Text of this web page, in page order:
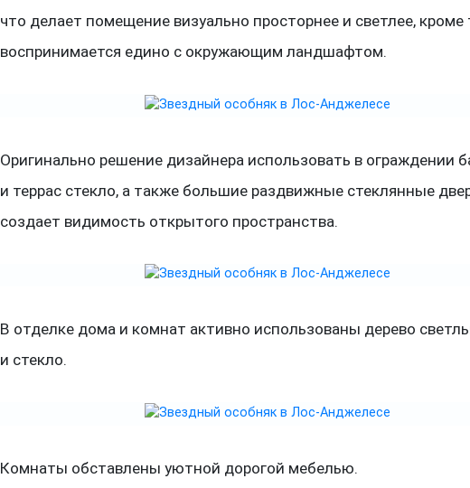
что делает помещение визуально просторнее и светлее, кроме
воспринимается едино с окружающим ландшафтом.
Оригинально решение дизайнера использовать в ограждении
и террас стекло, а также большие раздвижные стеклянные
создает видимость открытого пространства.
В отделке дома и комнат активно использованы дерево
и стекло.
Комнаты обставлены уютной дорогой мебелью.